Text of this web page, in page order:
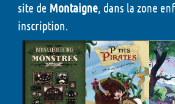
site de Montaigne, dans la zone
inscription.